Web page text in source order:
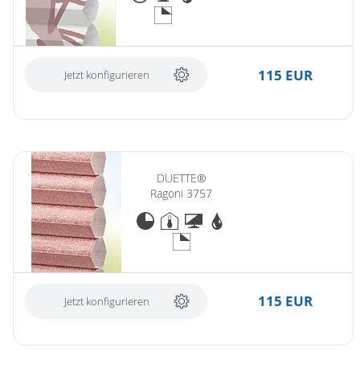
Jetzt konfigurieren 115 EUR
DUETTE®
Ragoni 3757
Jetzt konfigurieren 115 EUR